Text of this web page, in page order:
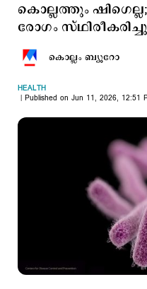
കൊല്ലത്തും
രോഗം സ്ഥിരീകരിച്ചു
കൊല്ലം ബ്യൂറോ
HEALTH
Published on Jun 11, 2026, 12:51